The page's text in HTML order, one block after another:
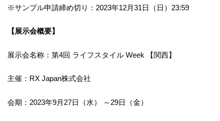
※サンプル申請締め切り：2023年12月31日（日）23:59
【展示会概要】
展示会名称：第4回 ライフスタイル Week 【関西】
主催：RX Japan株式会社
会期：2023年9月27日（水） ～29日（金）